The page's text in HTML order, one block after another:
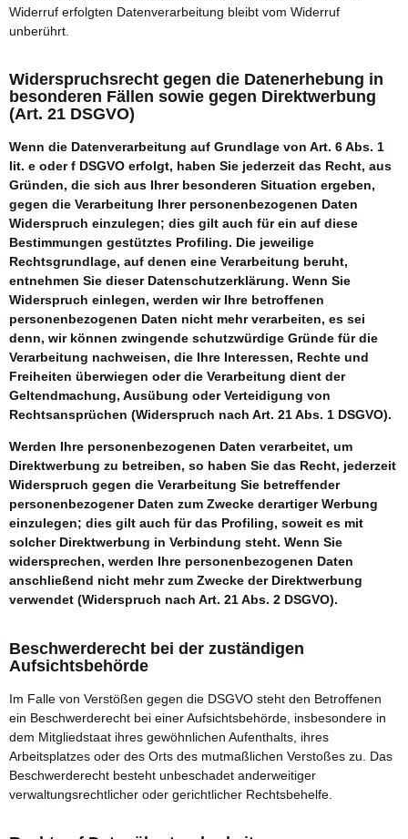
Widerruf erfolgten Datenverarbeitung bleibt vom Widerruf
unberührt.
Widerspruchsrecht gegen die Datenerhebung in
besonderen Fällen sowie gegen Direktwerbung
(Art. 21 DSGVO)
Wenn die Datenverarbeitung auf Grundlage von Art. 6 Abs. 1
lit. e oder f DSGVO erfolgt, haben Sie jederzeit das Recht, aus
Gründen, die sich aus Ihrer besonderen Situation ergeben,
gegen die Verarbeitung Ihrer personenbezogenen Daten
Widerspruch einzulegen; dies gilt auch für ein auf diese
Bestimmungen gestütztes Profiling. Die jeweilige
Rechtsgrundlage, auf denen eine Verarbeitung beruht,
entnehmen Sie dieser Datenschutzerklärung. Wenn Sie
Widerspruch einlegen, werden wir Ihre betroffenen
personenbezogenen Daten nicht mehr verarbeiten, es sei
denn, wir können zwingende schutzwürdige Gründe für die
Verarbeitung nachweisen, die Ihre Interessen, Rechte und
Freiheiten überwiegen oder die Verarbeitung dient der
Geltendmachung, Ausübung oder Verteidigung von
Rechtsansprüchen (Widerspruch nach Art. 21 Abs. 1 DSGVO).
Werden Ihre personenbezogenen Daten verarbeitet, um
Direktwerbung zu betreiben, so haben Sie das Recht, jederzeit
Widerspruch gegen die Verarbeitung Sie betreffender
personenbezogener Daten zum Zwecke derartiger Werbung
einzulegen; dies gilt auch für das Profiling, soweit es mit
solcher Direktwerbung in Verbindung steht. Wenn Sie
widersprechen, werden Ihre personenbezogenen Daten
anschließend nicht mehr zum Zwecke der Direktwerbung
verwendet (Widerspruch nach Art. 21 Abs. 2 DSGVO).
Beschwerderecht bei der zuständigen
Aufsichtsbehörde
Im Falle von Verstößen gegen die DSGVO steht den Betroffenen
ein Beschwerderecht bei einer Aufsichtsbehörde, insbesondere in
dem Mitgliedstaat ihres gewöhnlichen Aufenthalts, ihres
Arbeitsplatzes oder des Orts des mutmaßlichen Verstoßes zu. Das
Beschwerderecht besteht unbeschadet anderweitiger
verwaltungsrechtlicher oder gerichtlicher Rechtsbehelfe.